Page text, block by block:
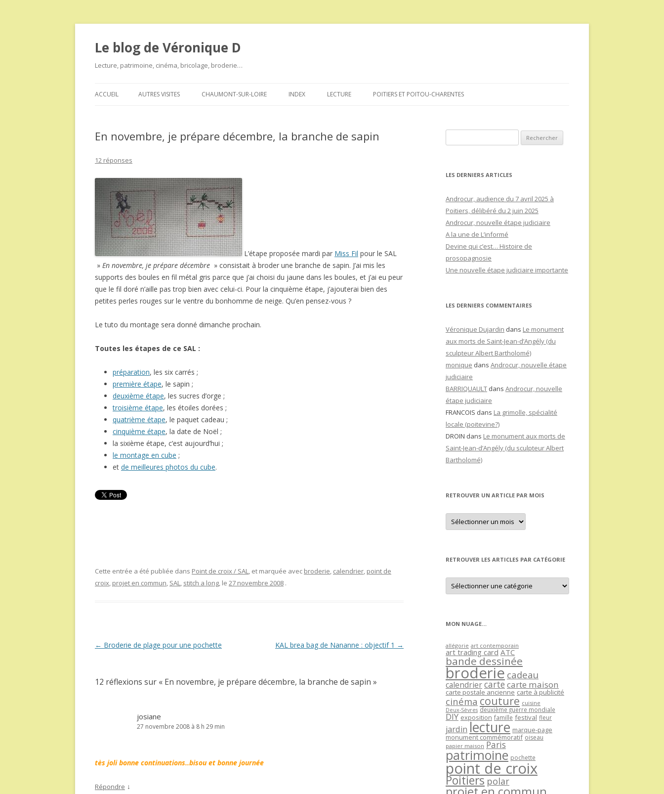
Le blog de Véronique D
Lecture, patrimoine, cinéma, bricolage, broderie…
au
ACCUEIL AUTRES VISITES CHAUMONT-SUR-LOIRE INDEX LECTURE POITIERS ET POITOU-CHARENTES
En novembre, je prépare décembre, la branche de sapin
12 réponses
L’étape proposée mardi par Miss Fil pour le SAL
» En novembre, je prépare décembre » consistait à broder une branche de sapin. J’ai mis les
supports des boules en fil métal gris parce que j’ai choisi du jaune dans les boules, et j’ai eu peur
que le fil doré n’aille pas trop bien avec celui-ci. Pour la cinquième étape, j’ajouterai bien des
petites perles rouges sur le ventre du bonhomme de neige. Qu’en pensez-vous ?
Le tuto du montage sera donné dimanche prochain.
Toutes les étapes de ce SAL :
préparation, les six carrés ;
première étape, le sapin ;
deuxième étape, les sucres d’orge ;
troisième étape, les étoiles dorées ;
quatrième étape, le paquet cadeau ;
cinquième étape, la date de Noël ;
la sixième étape, c’est aujourd’hui ;
le montage en cube ;
et de meilleures photos du cube.
Cette entrée a été publiée dans Point de croix / SAL, et marquée avec broderie, calendrier, point de
croix, projet en commun, SAL, stitch a long, le 27 novembre 2008 .
Navigation
← Broderie de plage pour une pochette KAL brea bag de Nananne : objectif 1 →
12 réflexions sur « En novembre, je prépare décembre, la branche de sapin »
josiane
27 novembre 2008 à 8 h 29 min
tès joli bonne continuations..bisou et bonne journée
Répondre ↓
LES DERNIERS ARTICLES
Androcur, audience du 7 avril 2025 à
Poitiers, délibéré du 2 juin 2025
Androcur, nouvelle étape judiciaire
A la une de L’informé
Devine qui c’est… Histoire de
prosopagnosie
Une nouvelle étape judiciaire importante
LES DERNIERS COMMENTAIRES
Véronique Dujardin dans Le monument
aux morts de Saint-Jean-d’Angély (du
sculpteur Albert Bartholomé)
monique dans Androcur, nouvelle étape
judiciaire
BARRIQUAULT dans Androcur, nouvelle
étape judiciaire
FRANCOIS dans La grimolle, spécialité
locale (poitevine?)
DROIN dans Le monument aux morts de
Saint-Jean-d’Angély (du sculpteur Albert
Bartholomé)
RETROUVER UN ARTICLE PAR MOIS
Retrouver
un
article
RETROUVER LES ARTICLES PAR CATÉGORIE
Retrouver
les
articles
MON NUAGE…
allégorie art contemporain
art trading card ATC
bande dessinée
broderie cadeau
calendriercartecarte maison
carte postale ancienne carte à publicité
cinéma couture cuisine
Deux-Sèvres deuxième guerre mondiale
DIY exposition famille festival fleur
jardin lecture marque-page
monument commémoratif oiseau
papier maison Paris
patrimoine pochette
point de croix
Poitiers polar